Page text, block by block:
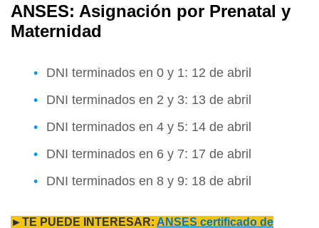
ANSES: Asignación por Prenatal y
Maternidad
DNI terminados en 0 y 1: 12 de abril
DNI terminados en 2 y 3: 13 de abril
DNI terminados en 4 y 5: 14 de abril
DNI terminados en 6 y 7: 17 de abril
DNI terminados en 8 y 9: 18 de abril
►TE PUEDE INTERESAR: ANSES certificado de